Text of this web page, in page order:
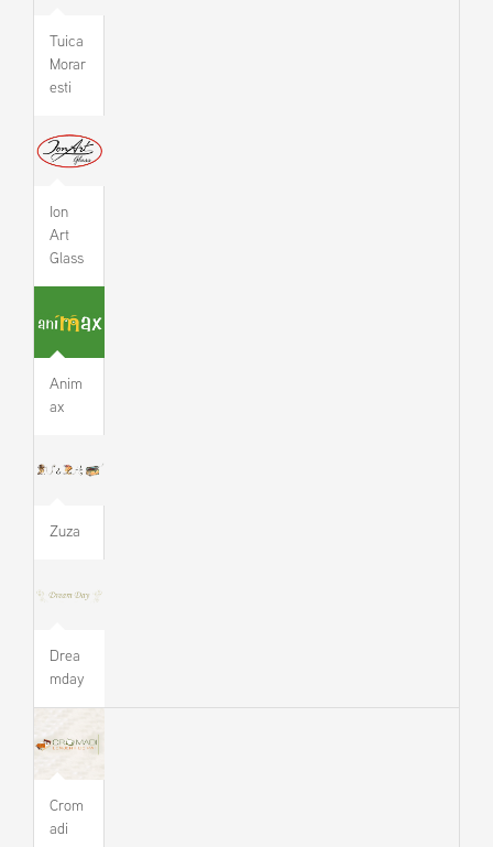
Tuica
Morar
esti
Ion
Art
Glass
Anim
ax
Zuza
Drea
mday
Crom
adi